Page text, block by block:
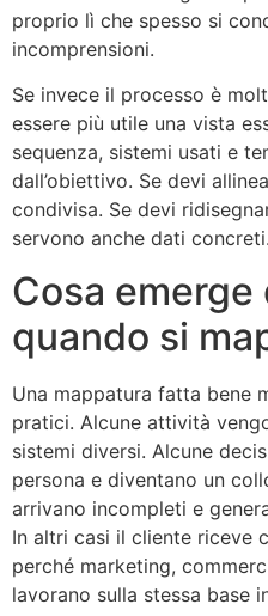
proprio lì che spesso si
incomprensioni.
Se invece il processo è
essere più utile una vista
sequenza, sistemi usati e
dall’obiettivo. Se devi
condivisa. Se devi
servono anche dati concreti.
Cosa emerge
quando si
Una mappatura fatta bene
pratici. Alcune attività
sistemi diversi. Alcune
persona e diventano un
arrivano incompleti e
In altri casi il cliente riceve
perché marketing,
lavorano sulla stessa base